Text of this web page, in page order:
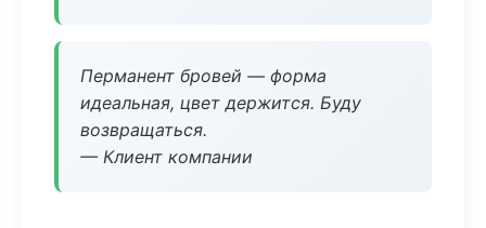
Перманент бровей — форма
идеальная, цвет держится. Буду
возвращаться.
— Клиент компании